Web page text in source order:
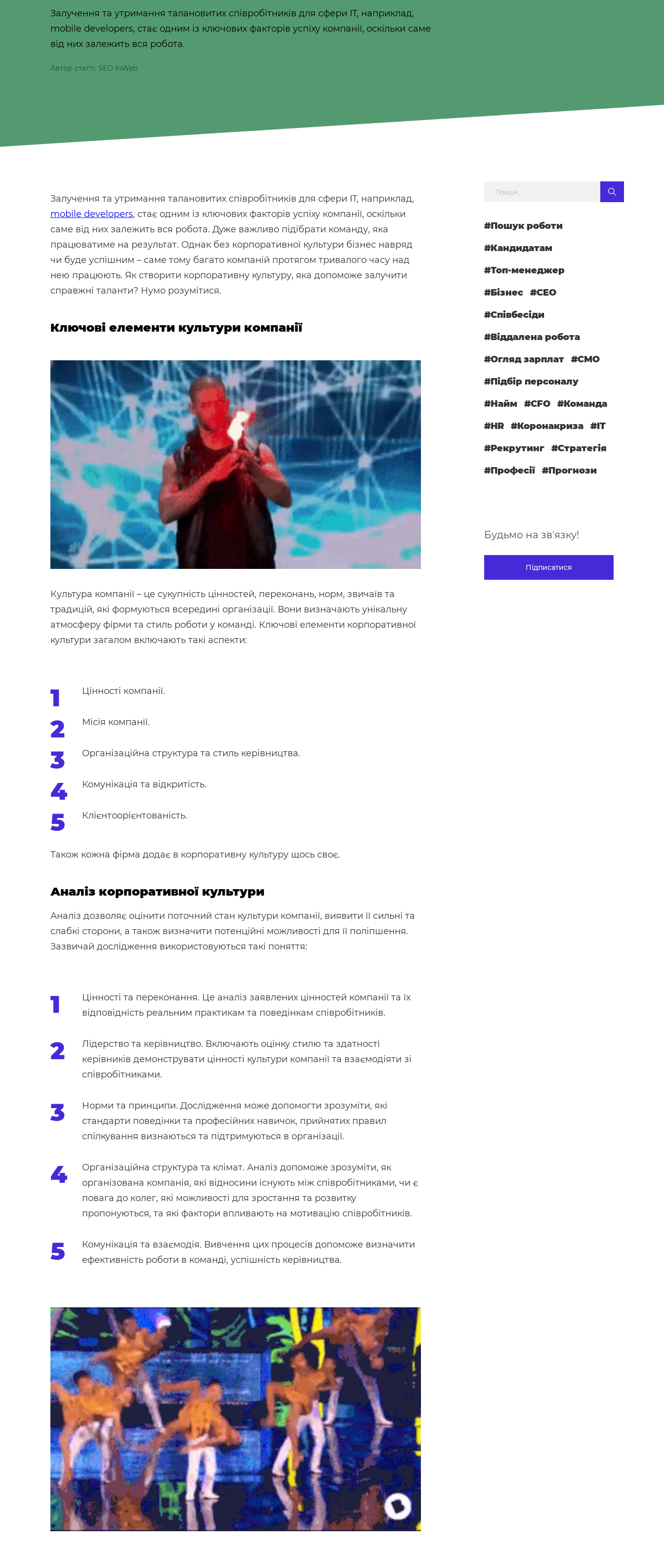
Залучення та утримання талановитих співробітників для сфери IT, наприклад,
mobile developers, стає одним із ключових факторів успіху компанії, оскільки саме
від них залежить вся робота.
Автор статті: SEO InWeb
Залучення та утримання талановитих співробітників для сфери IT, наприклад,
mobile developers, стає одним із ключових факторів успіху компанії, оскільки
саме від них залежить вся робота. Дуже важливо підібрати команду, яка
працюватиме на результат. Однак без корпоративної культури бізнес навряд
чи буде успішним – саме тому багато компаній протягом тривалого часу над
нею працюють. Як створити корпоративну культуру, яка допоможе залучити
справжні таланти? Нумо розумітися.
Ключові елементи культури компанії
Культура компанії – це сукупність цінностей, переконань, норм, звичаїв та
традицій, які формуються всередині організації. Вони визначають унікальну
атмосферу фірми та стиль роботи у команді. Ключові елементи корпоративної
культури загалом включають такі аспекти:
Цінності компанії.
Місія компанії.
Організаційна структура та стиль керівництва.
Комунікація та відкритість.
Клієнтоорієнтованість.
Також кожна фірма додає в корпоративну культуру щось своє.
Аналіз корпоративної культури
Аналіз дозволяє оцінити поточний стан культури компанії, виявити її сильні та
слабкі сторони, а також визначити потенційні можливості для її поліпшення.
Зазвичай дослідження використовуються такі поняття:
Цінності та переконання. Це аналіз заявлених цінностей компанії та їх
відповідність реальним практикам та поведінкам співробітників.
Лідерство та керівництво. Включають оцінку стилю та здатності
керівників демонструвати цінності культури компанії та взаємодіяти зі
співробітниками.
Норми та принципи. Дослідження може допомогти зрозуміти, які
стандарти поведінки та професійних навичок, прийнятих правил
спілкування визнаються та підтримуються в організації.
Організаційна структура та клімат. Аналіз допоможе зрозуміти, як
організована компанія, які відносини існують між співробітниками, чи є
повага до колег, які можливості для зростання та розвитку
пропонуються, та які фактори впливають на мотивацію співробітників.
Комунікація та взаємодія. Вивчення цих процесів допоможе визначити
ефективність роботи в команді, успішність керівництва.
#Пошук роботи
#Кандидатам
#Топ-менеджер
#Бізнес #CEO
#Співбесіди
#Віддалена робота
#Огляд зарплат #СМО
#Підбір персоналу
#Найм #CFO #Команда
#HR #Коронакриза #IT
#Рекрутинг #Стратегія
#Професії #Прогнози
Будьмо на зв'язку!
Підписатися